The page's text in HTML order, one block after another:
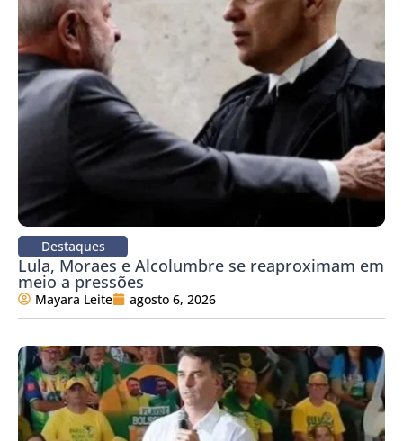
Destaques
Lula, Moraes e Alcolumbre se reaproximam em
meio a pressões
Mayara Leite agosto 6, 2026